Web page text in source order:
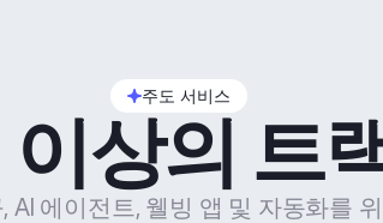
주도 서비스
상의 트
AI 에이전트, 웰빙 앱 및 자동화를